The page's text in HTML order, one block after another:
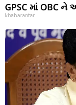
GPSC માં OBC
khabarantar